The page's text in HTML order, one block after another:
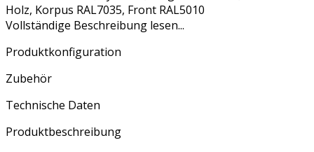
Holz, Korpus RAL7035, Front RAL5010
Vollständige Beschreibung lesen...
Produktkonfiguration
Zubehör
Technische Daten
Produktbeschreibung